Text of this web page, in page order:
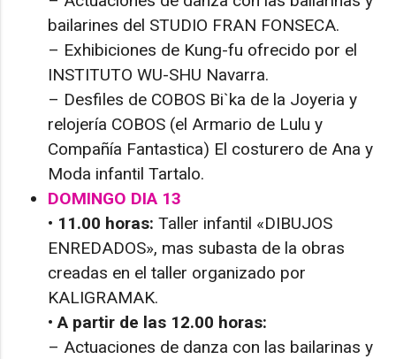
bailarines del STUDIO FRAN FONSECA.
– Exhibiciones de Kung-fu ofrecido por el
INSTITUTO WU-SHU Navarra.
– Desfiles de COBOS Bi`ka de la Joyeria y
relojería COBOS (el Armario de Lulu y
Compañía Fantastica) El costurero de Ana y
Moda infantil Tartalo.
DOMINGO DIA 13
• 11.00 horas: Taller infantil «DIBUJOS
ENREDADOS», mas subasta de la obras
creadas en el taller organizado por
KALIGRAMAK.
• A partir de las 12.00 horas:
– Actuaciones de danza con las bailarinas y